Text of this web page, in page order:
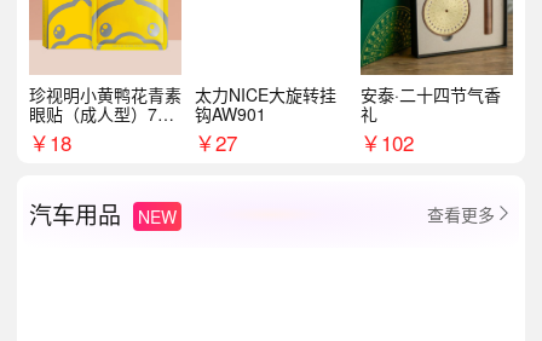
珍视明小黄鸭花青素
眼贴（成人型）7对/
盒
￥18
太力NICE大旋转挂
钩AW901
￥27
安泰·二十四节气香
礼
￥102
汽车用品 NEW 查看更多 